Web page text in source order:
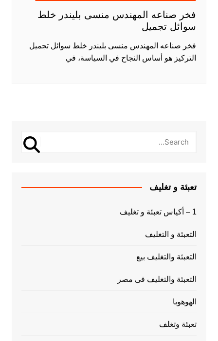
فخر صناعه المهندس منسى بليندر خلط
سوائل تجميل
فخر صناعه المهندس منسى بليندر خلط سوائل تجميل
التركيز هو أساس النجاح في السياسة، في
تعبئة و تغليف
1 – أكياس تعبئة و تغليف
التعبئة و التغليف
التعبئة والتغليف بيع
التعبئة والتغليف فى مصر
الهوهوبا
تعبئة وتغلف